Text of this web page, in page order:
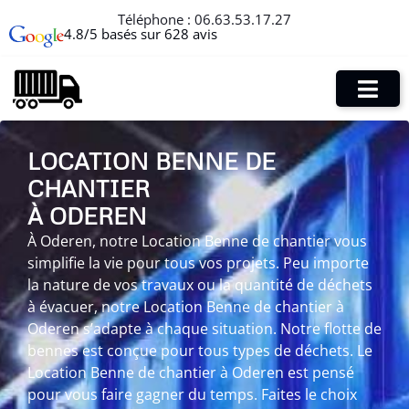
Téléphone : 06.63.53.17.27
4.8/5 basés sur 628 avis
LOCATION BENNE DE
CHANTIER
À ODEREN
À Oderen, notre Location Benne de chantier vous
simplifie la vie pour tous vos projets. Peu importe
la nature de vos travaux ou la quantité de déchets
à évacuer, notre Location Benne de chantier à
Oderen s’adapte à chaque situation. Notre flotte de
bennes est conçue pour tous types de déchets. Le
Location Benne de chantier à Oderen est pensé
pour vous faire gagner du temps. Faites le choix